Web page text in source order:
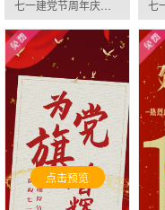
点击预览